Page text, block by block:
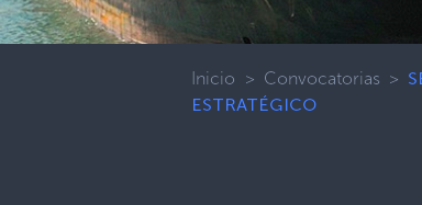
Inicio > Convocatorias >
ESTRATÉGICO